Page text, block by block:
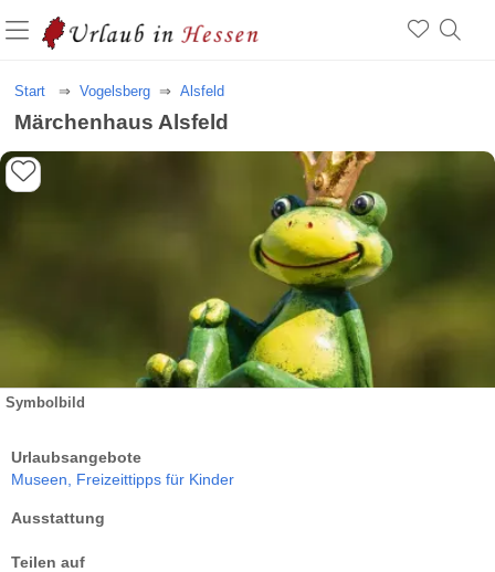
Start Vogelsberg Alsfeld
Märchenhaus Alsfeld
Symbolbild
Urlaubsangebote
Museen, Freizeittipps für Kinder
Ausstattung
Teilen auf